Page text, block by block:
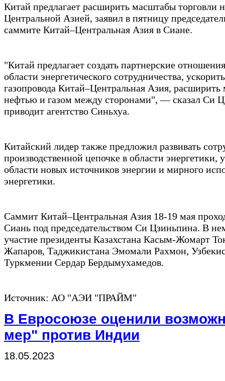
Китай предлагает расширить масштабы торговли
Центральной Азией, заявил в пятницу
саммите Китай–Центральная Азия в Сиане.
"Китай предлагает создать партнерские
области энергетического сотрудничества,
газопровода Китай–Центральная Азия,
нефтью и газом между сторонами", — сказал Си
приводит агентство Синьхуа.
Китайский лидер также предложил развивать
производственной цепочке в области энергетики,
области новых источников энергии и мирного
энергетики.
Саммит Китай–Центральная Азия 18-19 мая
Сиань под председательством Си Цзиньпина. В
участие президенты Казахстана Касым-Жомарт
Жапаров, Таджикистана Эмомали Рахмон,
Туркмении Сердар Бердымухамедов.
Источник: АО "АЭИ "ПРАЙМ"
В Евросоюзе оценили
мер" против Индии
18.05.2023